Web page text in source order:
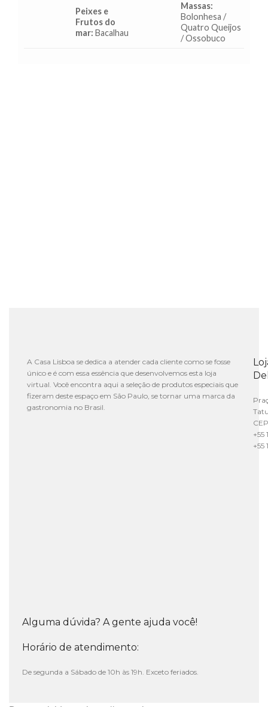
Peixes e
Frutos do
mar: Bacalhau
Massas:
Bolonhesa /
Quatro Queijos
/ Ossobuco
A Casa Lisboa se dedica a atender cada cliente como se fosse
único e é com essa essência que desenvolvemos esta loja
virtual. Você encontra aqui a seleção de produtos especiais que
fizeram deste espaço em São Paulo, se tornar uma marca da
gastronomia no Brasil.
+55
+55
Alguma dúvida? A gente ajuda você!
Horário de atendimento:
De segunda a Sábado de 10h às 19h. Exceto feriados.